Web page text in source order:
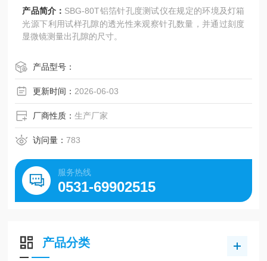
产品简介： SBG-80T铝箔针孔度测试仪在规定的环境及灯箱
光源下利用试样孔隙的透光性来观察针孔数量，并通过刻度
显微镜测量出孔隙的尺寸。
产品型号：
更新时间： 2026-06-03
厂商性质：生产厂家
访问量：783
服务热线
0531-69902515
产品分类